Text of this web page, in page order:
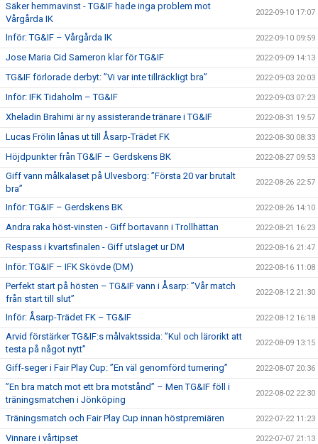
Säker hemmavinst - TG&IF hade inga problem mot
Vårgårda IK
2022-09-10 17:07
Inför: TG&IF – Vårgårda IK 2022-09-10 09:59
Jose Maria Cid Sameron klar för TG&IF 2022-09-09 14:13
TG&IF förlorade derbyt: ”Vi var inte tillräckligt bra” 2022-09-03 20:03
Inför: IFK Tidaholm – TG&IF 2022-09-03 07:23
Xheladin Brahimi är ny assisterande tränare i TG&IF 2022-08-31 19:57
Lucas Frölin lånas ut till Åsarp-Trädet FK 2022-08-30 08:33
Höjdpunkter från TG&IF – Gerdskens BK 2022-08-27 09:53
Giff vann målkalaset på Ulvesborg: ”Första 20 var brutalt
bra”
2022-08-26 22:57
Inför: TG&IF – Gerdskens BK 2022-08-26 14:10
Andra raka höst-vinsten - Giff bortavann i Trollhättan 2022-08-21 16:23
Respass i kvartsfinalen - Giff utslaget ur DM 2022-08-16 21:47
Inför: TG&IF – IFK Skövde (DM) 2022-08-16 11:08
Perfekt start på hösten – TG&IF vann i Åsarp: ”Vår match
från start till slut”
2022-08-12 21:30
Inför: Åsarp-Trädet FK – TG&IF 2022-08-12 16:18
Arvid förstärker TG&IF:s målvaktssida: ”Kul och lärorikt att
testa på något nytt”
2022-08-09 13:15
Giff-seger i Fair Play Cup: ”En väl genomförd turnering” 2022-08-07 20:36
”En bra match mot ett bra motstånd” – Men TG&IF föll i
träningsmatchen i Jönköping
2022-08-02 22:30
Träningsmatch och Fair Play Cup innan höstpremiären 2022-07-22 11:23
Vinnare i vårtipset 2022-07-07 21:13